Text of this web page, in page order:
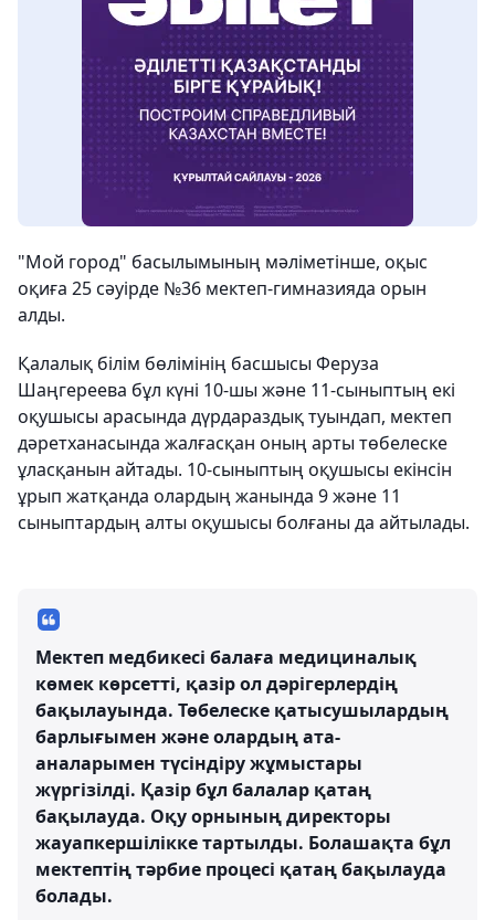
"Мой город" басылымының мәліметінше, оқыс
оқиға 25 сәуірде №36 мектеп-гимназияда орын
алды.
Қалалық білім бөлімінің басшысы Феруза
Шаңгереева бұл күні 10-шы және 11-сыныптың екі
оқушысы арасында дүрдараздық туындап, мектеп
дәретханасында жалғасқан оның арты төбелеске
ұласқанын айтады. 10-сыныптың оқушысы екінсін
ұрып жатқанда олардың жанында 9 және 11
сыныптардың алты оқушысы болғаны да айтылады.
Мектеп медбикесі балаға медициналық
көмек көрсетті, қазір ол дәрігерлердің
бақылауында. Төбелеске қатысушылардың
барлығымен және олардың ата-
аналарымен түсіндіру жұмыстары
жүргізілді. Қазір бұл балалар қатаң
бақылауда. Оқу орнының директоры
жауапкершілікке тартылды. Болашақта бұл
мектептің тәрбие процесі қатаң бақылауда
болады.